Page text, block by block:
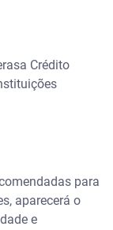
Crédito
para
aparecerá o
e